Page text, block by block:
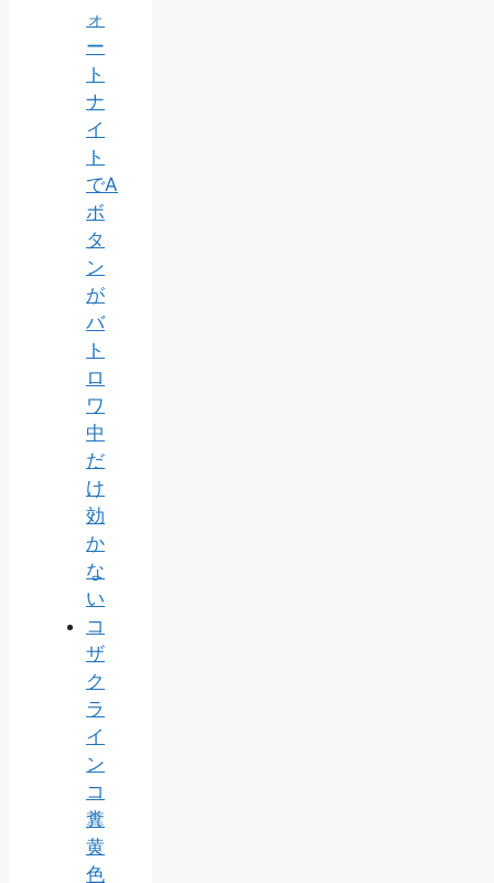
ォ
ー
ト
ナ
イ
ト
でA
ボ
タ
ン
が
バ
ト
ロ
ワ
中
だ
け
効
か
な
い
コ
ザ
ク
ラ
イ
ン
コ
糞
黄
色